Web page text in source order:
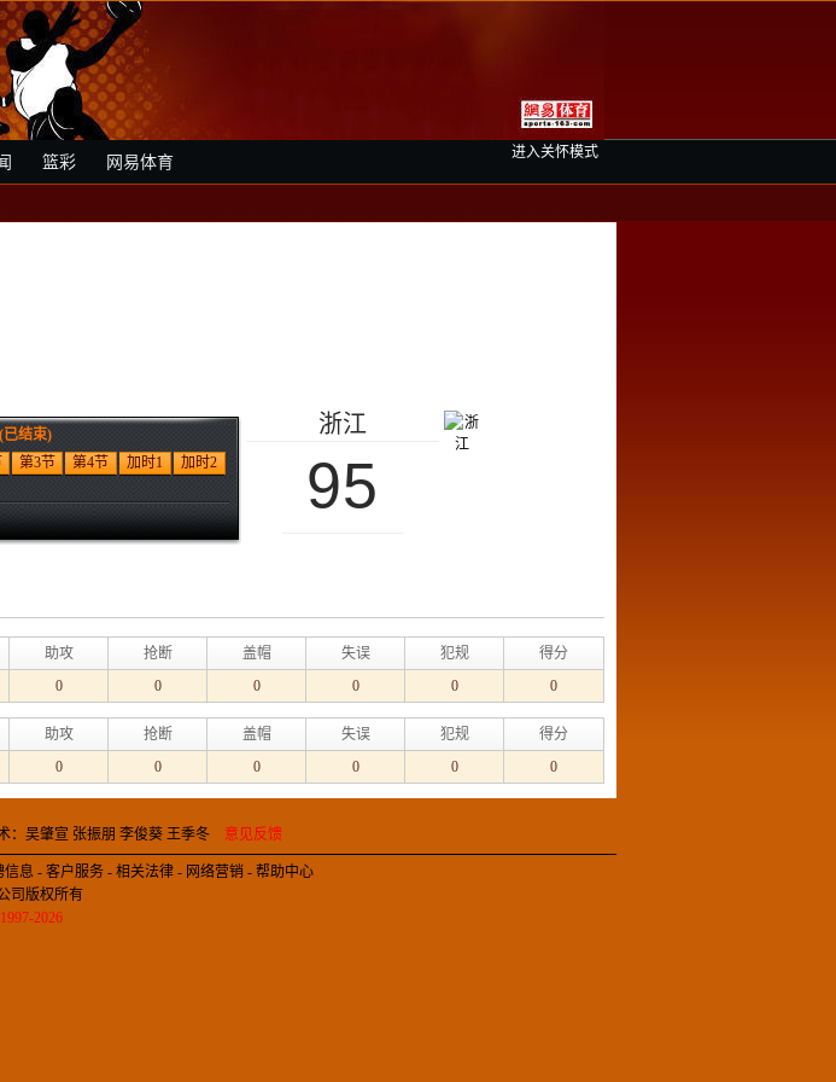
进入关怀模式
篮彩 网易体育
(已结束)
第3节 第4节 加时1
加时2
浙江
95
助攻 抢断 盖帽 失误 犯规
得分
0 0 0 0 0 0
助攻 抢断 盖帽 失误 犯规
得分
0 0 0 0 0 0
：吴肇宣 张振朋 李俊葵 王季冬 意见反馈
信息 - 客户服务 - 相关法律 - 网络营销 - 帮助中心
司版权所有
2026